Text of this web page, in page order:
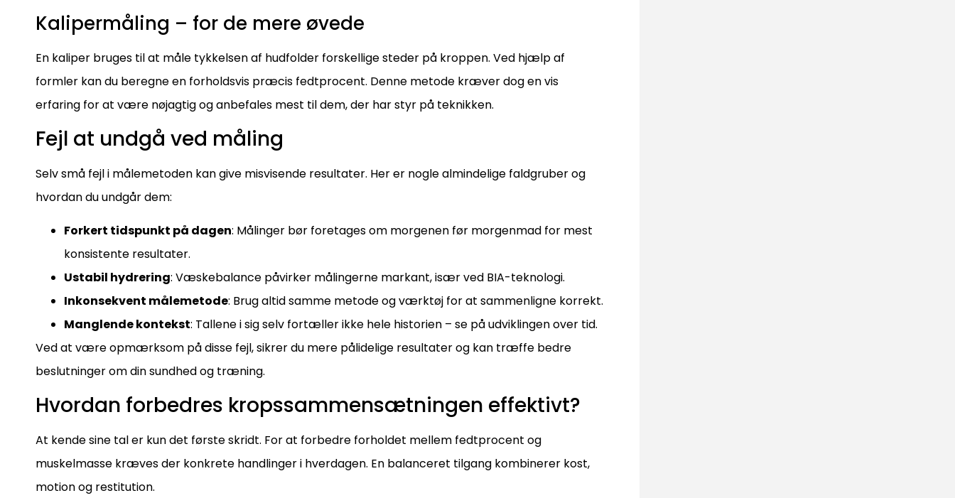
Kalipermåling – for de mere øvede
En kaliper bruges til at måle tykkelsen af hudfolder forskellige steder på kroppen. Ved hjælp af
formler kan du beregne en forholdsvis præcis fedtprocent. Denne metode kræver dog en vis
erfaring for at være nøjagtig og anbefales mest til dem, der har styr på teknikken.
Fejl at undgå ved måling
Selv små fejl i målemetoden kan give misvisende resultater. Her er nogle almindelige faldgruber og
hvordan du undgår dem:
Forkert tidspunkt på dagen: Målinger bør foretages om morgenen før morgenmad for mest
konsistente resultater.
Ustabil hydrering: Væskebalance påvirker målingerne markant, især ved BIA-teknologi.
Inkonsekvent målemetode: Brug altid samme metode og værktøj for at sammenligne korrekt.
Manglende kontekst: Tallene i sig selv fortæller ikke hele historien – se på udviklingen over tid.
Ved at være opmærksom på disse fejl, sikrer du mere pålidelige resultater og kan træffe bedre
beslutninger om din sundhed og træning.
Hvordan forbedres kropssammensætningen effektivt?
At kende sine tal er kun det første skridt. For at forbedre forholdet mellem fedtprocent og
muskelmasse kræves der konkrete handlinger i hverdagen. En balanceret tilgang kombinerer kost,
motion og restitution.